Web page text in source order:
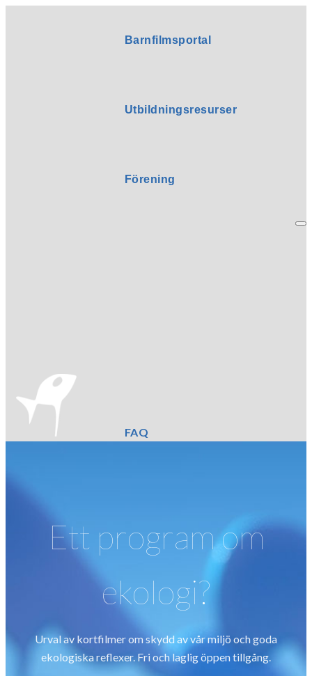
Barnfilmsportal
Utbildningsresurser
Förening
FAQ
Ett program om
ekologi?
Urval av kortfilmer om skydd av vår miljö och goda
ekologiska reflexer. Fri och laglig öppen tillgång.